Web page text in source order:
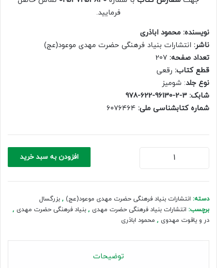
1,000,000 ریال.
700,000 ریال.
فرمایید.
نویسنده: محمود اباذری
ناشر: انتشارات بنیاد فرهنگی حضرت مهدی موعود(عج)
تعداد صفحه:
قطع کتاب: رقعی
نوع جلد: شومیز
شابک: 3-2-96130-622-978
شماره کتابشناسی ملی:
در
یاقوت
مهدوی
افزودن به سبد خرید
دسته: انتشارات بنیاد فرهنگی حضرت مهدی موعود(عج) , بزرگسال
برچسب: انتشارات بنیاد فرهنگی حضرت مهدی , بنیاد فرهنگی حضرت مهدی ,
در و یاقوت مهدوی , محمود اباذری
توضیحات